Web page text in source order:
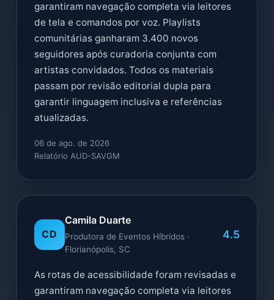
garantiram navegação completa via leitores
de tela e comandos por voz. Playlists
comunitárias ganharam 3.400 novos
seguidores após curadoria conjunta com
artistas convidados. Todos os materiais
passam por revisão editorial dupla para
garantir linguagem inclusiva e referências
atualizadas.
06 de ago. de 2026
Relatório AUD-SAVGM
CD
Camila Duarte
Produtora de Eventos Híbridos ·
Florianópolis, SC
4.5
As rotas de acessibilidade foram revisadas e
garantiram navegação completa via leitores